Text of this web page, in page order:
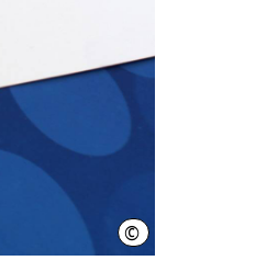
© Region Hannover